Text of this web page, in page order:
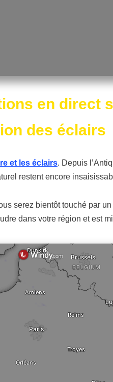
en direct
des éclairs
et les éclairs. Depuis
restent encore
serez bientôt touché par
dans votre région et est